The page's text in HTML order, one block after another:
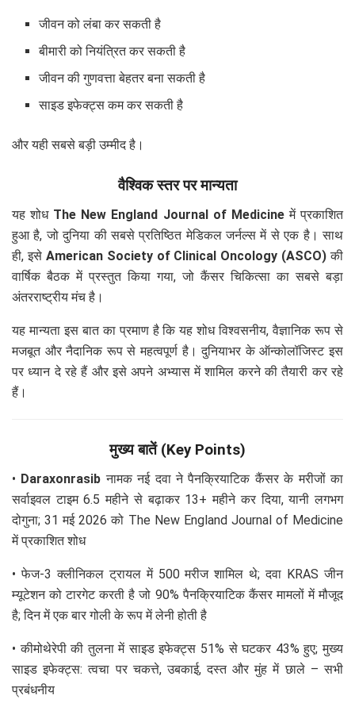
जीवन को लंबा कर सकती है
बीमारी को नियंत्रित कर सकती है
जीवन की गुणवत्ता बेहतर बना सकती है
साइड इफेक्ट्स कम कर सकती है
और यही सबसे बड़ी उम्मीद है।
वैश्विक स्तर पर मान्यता
यह शोध The New England Journal of Medicineमें प्रकाशित
हुआ है, जो दुनिया की सबसे प्रतिष्ठित मेडिकल जर्नल्स में से एक है। साथ
ही, इसे American Society of Clinical Oncology (ASCO) की
वार्षिक बैठक में प्रस्तुत किया गया, जो कैंसर चिकित्सा का सबसे बड़ा
अंतरराष्ट्रीय मंच है।
यह मान्यता इस बात का प्रमाण है कि यह शोध विश्वसनीय, वैज्ञानिक रूप से
मजबूत और नैदानिक रूप से महत्वपूर्ण है। दुनियाभर के ऑन्कोलॉजिस्ट इस
पर ध्यान दे रहे हैं और इसे अपने अभ्यास में शामिल करने की तैयारी कर रहे
हैं।
मुख्य बातें (Key Points)
• Daraxonrasib नामक नई दवा ने पैनक्रियाटिक कैंसर के मरीजों का
सर्वाइवल टाइम 6.5 महीने से बढ़ाकर 13+ महीने कर दिया, यानी लगभग
दोगुना; 31 मई 2026 को The New England Journal of Medicine
में प्रकाशित शोध
• फेज-3 क्लीनिकल ट्रायल में 500 मरीज शामिल थे; दवा KRAS जीन
म्यूटेशन को टारगेट करती है जो 90% पैनक्रियाटिक कैंसर मामलों में मौजूद
है; दिन में एक बार गोली के रूप में लेनी होती है
• कीमोथेरेपी की तुलना में साइड इफेक्ट्स 51% से घटकर 43% हुए; मुख्य
साइड इफेक्ट्स: त्वचा पर चकत्ते, उबकाई, दस्त और मुंह में छाले – सभी
प्रबंधनीय